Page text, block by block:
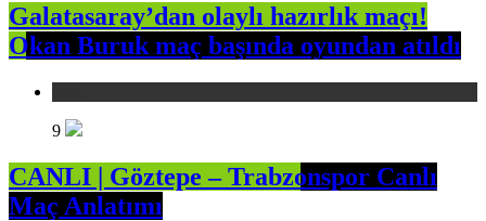
Galatasaray’dan olaylı hazırlık maçı!
Okan Buruk maç başında oyundan atıldı
9
CANLI | Göztepe – Trabzonspor Canlı
Maç Anlatımı